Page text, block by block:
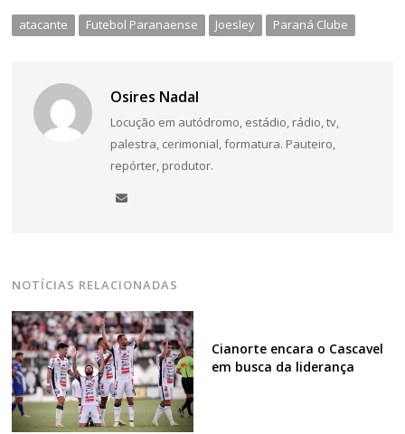
atacante Futebol Paranaense Joesley Paraná Clube
Osires Nadal
Locução em autódromo, estádio, rádio, tv,
palestra, cerimonial, formatura. Pauteiro,
repórter, produtor.
NOTÍCIAS RELACIONADAS
Cianorte encara o Cascavel
em busca da liderança